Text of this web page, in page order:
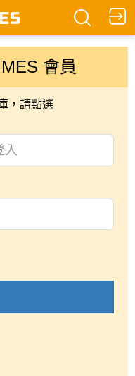
會員
，請點選